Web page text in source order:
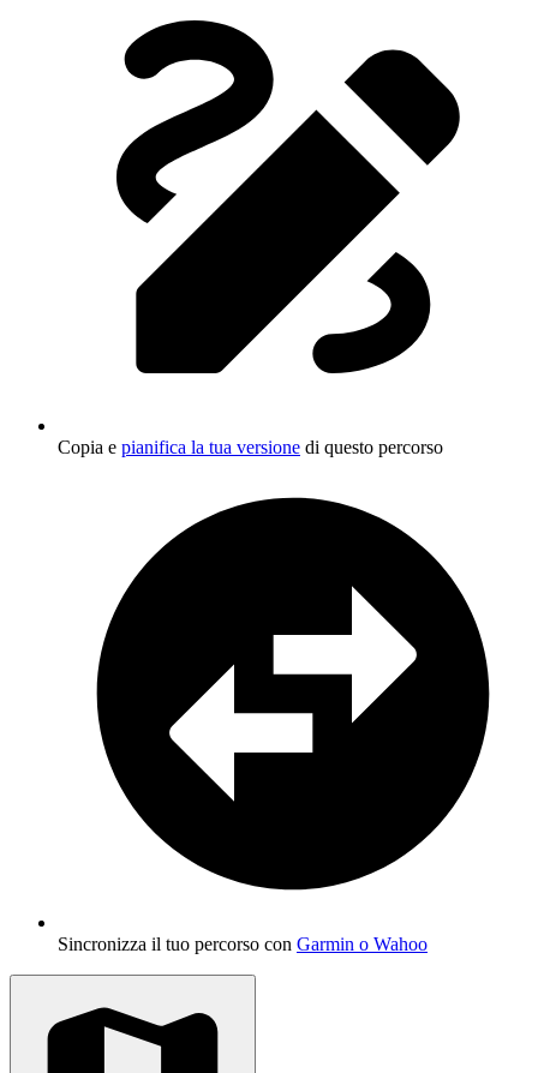
Copia e pianifica la tua versione di questo percorso
Sincronizza il tuo percorso con Garmin o Wahoo